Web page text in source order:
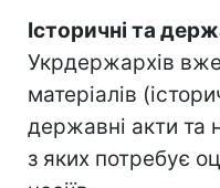
Історичні та
Укрдержархів
матеріалів
державні акти та
з яких потребує